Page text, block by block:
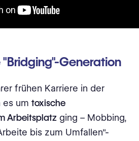
"Bridging"-Generation
frühen Karriere in der
es um toxische
Arbeitsplatz ging – Mobbing,
bis zum Umfallen"-